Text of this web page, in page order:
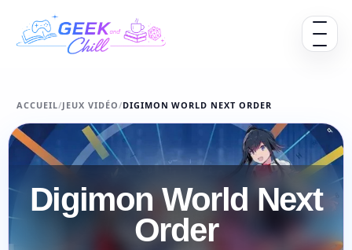
Ouvrir
ACCUEIL/JEUX VIDÉO/DIGIMON WORLD NEXT ORDER
Digimon World Next
Order